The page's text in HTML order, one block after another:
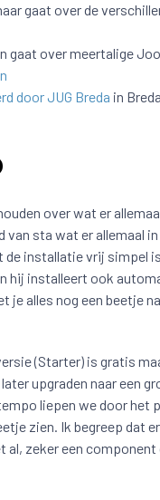
gaat over de
gaat over meertalige
door JUG Breda in
over wat er
sta wat er allemaal
installatie vrij simpel
hij installeert ook
je alles nog een beetje
(Starter) is gratis
upgraden naar een
liepen we door het
zien. Ik begreep dat
zeker een